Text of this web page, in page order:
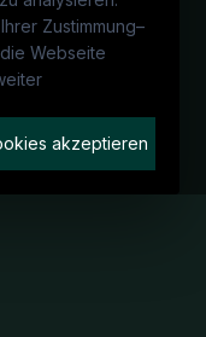
Zustimmung–
Webseite
akzeptieren